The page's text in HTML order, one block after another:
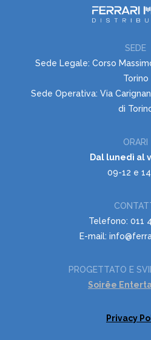
SEDE
Sede Legale: Corso
Torino
Sede Operativa: Via
di
ORARI
Dal lunedì al
09-12 e
Telefono: 011
E-mail:
PROGETTATO E
Soirëe
Privacy